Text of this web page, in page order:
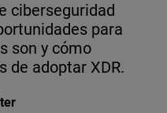
ciberseguridad
para
son y cómo
de adoptar XDR.